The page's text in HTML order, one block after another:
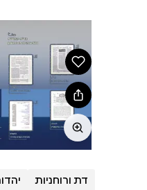
דת ורוחניות